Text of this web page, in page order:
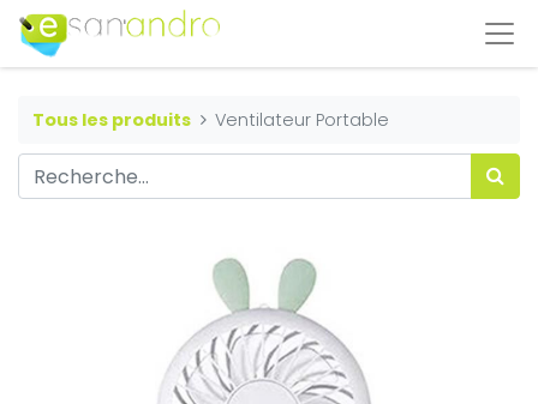
Tous les produits Ventilateur Portable